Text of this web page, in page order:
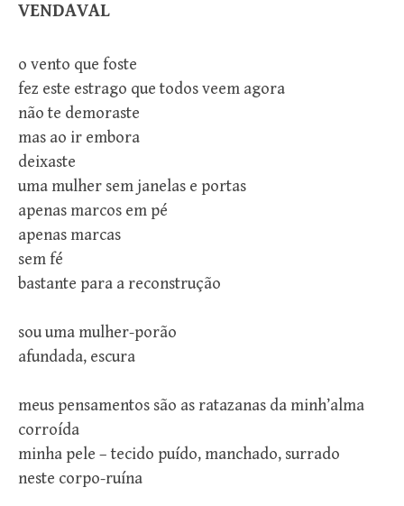
VENDAVAL
o vento que foste
fez este estrago que todos veem agora
não te demoraste
mas ao ir embora
deixaste
uma mulher sem janelas e portas
apenas marcos em pé
apenas marcas
sem fé
bastante para a reconstrução
sou uma mulher-porão
afundada, escura
meus pensamentos são as ratazanas da minh’alma
corroída
minha pele – tecido puído, manchado, surrado
neste corpo-ruína